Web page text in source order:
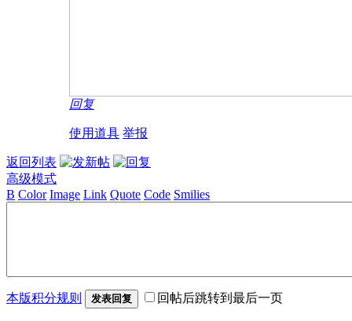
回复
使用道具 举报
返回列表
高级模式
B Color Image Link Quote Code Smilies
本版积分规则 发表回复 回帖后跳转到最后一页